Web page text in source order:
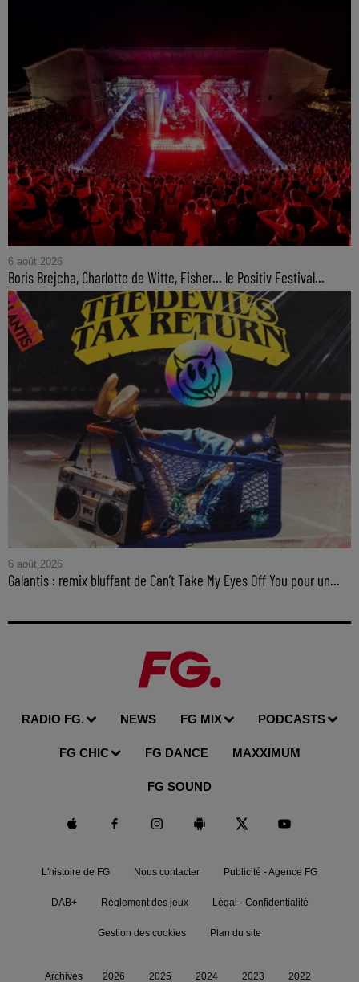
6 août 2026
Boris Brejcha, Charlotte de Witte, Fisher… le Positiv Festival...
6 août 2026
Galantis : remix bluffant de Can’t Take My Eyes Off You pour un...
RADIO FG. NEWS FG MIX PODCASTS
FG CHIC FG DANCE MAXXIMUM
FG SOUND
L'histoire de FG Nous contacter Publicité - Agence FG
DAB+ Règlement des jeux Légal - Confidentialité
Gestion des cookies Plan du site
Archives 2026 2025 2024 2023 2022